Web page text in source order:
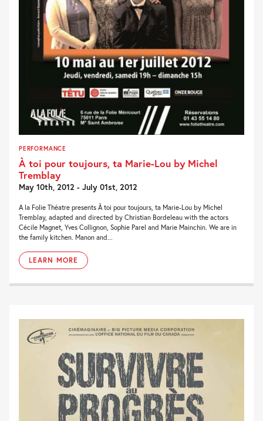
PERFORMANCE
À toi pour toujours, ta Marie-Lou by Michel
Tremblay
May 10th, 2012 - July 01st, 2012
A la Folie Théatre presents À toi pour toujours, ta Marie-Lou by Michel
Tremblay, adapted and directed by Christian Bordeleau with the actors
Cécile Magnet, Yves Collignon, Sophie Parel and Marie Mainchin. We are in
the family kitchen. Manon and...
LEARN MORE